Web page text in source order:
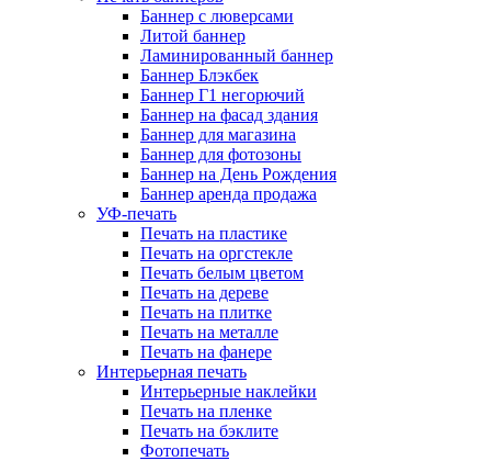
Баннер с люверсами
Литой баннер
Ламинированный баннер
Баннер Блэкбек
Баннер Г1 негорючий
Баннер на фасад здания
Баннер для магазина
Баннер для фотозоны
Баннер на День Рождения
Баннер аренда продажа
УФ-печать
Печать на пластике
Печать на оргстекле
Печать белым цветом
Печать на дереве
Печать на плитке
Печать на металле
Печать на фанере
Интерьерная печать
Интерьерные наклейки
Печать на пленке
Печать на бэклите
Фотопечать